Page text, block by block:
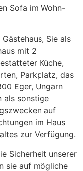
Sofa im Wohn-
Sie als
mit 2
Küche,
Parkplatz, das
Eger, Ungarn
als sonstige
auf
im Haus
zur Verfügung.
Sicherheit unserer
sie auf mögliche